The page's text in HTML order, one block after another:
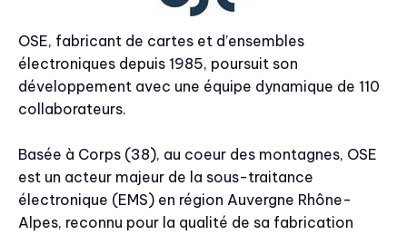
OSE, fabricant de cartes et d’ensembles
électroniques depuis 1985, poursuit son
développement avec une équipe dynamique de 110
collaborateurs.
Basée à Corps (38), au coeur des montagnes, OSE
est un acteur majeur de la sous-traitance
électronique (EMS) en région Auvergne Rhône-
Alpes, reconnu pour la qualité de sa fabrication